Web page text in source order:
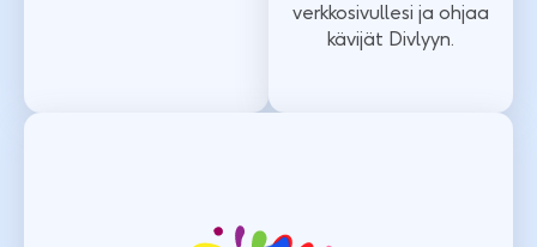
verkkosivullesi ja ohjaa
kävijät Divlyyn.